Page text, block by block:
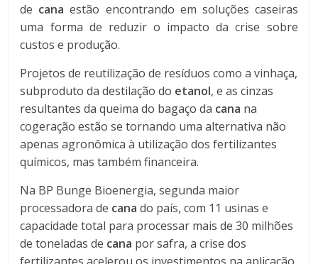
de cana estão encontrando em soluções caseiras
uma forma de reduzir o impacto da crise sobre
custos e produção.
Projetos de reutilização de resíduos como a vinhaça,
subproduto da destilação do etanol, e as cinzas
resultantes da queima do bagaço da cana na
cogeração estão se tornando uma alternativa não
apenas agronômica à utilização dos fertilizantes
químicos, mas também financeira.
Na BP Bunge Bioenergia, segunda maior
processadora de cana do país, com 11 usinas e
capacidade total para processar mais de 30 milhões
de toneladas de cana por safra, a crise dos